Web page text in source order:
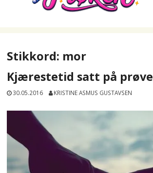
Stikkord: mor
Kjærestetid satt på prøve
30.05.2016 KRISTINE ASMUS GUSTAVSEN